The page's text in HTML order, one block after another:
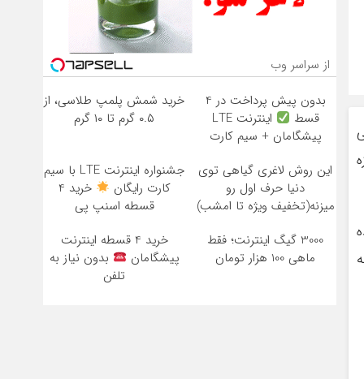
از سراسر وب
بدون پیش پرداخت در 4
قسط
اینترنت LTE
پیشگامان + سیم کارت
خرید شمش پلمپ طلاسی، از
۰.۵ گرم تا ۱۰ گرم
این روش لاغری گیاهی توی
دنیا حرف اول رو
میزنه(تخفیف ویژه تا امشب)
جشنواره اینترنت LTE با سیم
کارت رایگان
خرید 4
قسطه اسنپ پی
3000 گیگ اینترنت؛ فقط
ماهی 100 هزار تومان
خرید 4 قسطه اینترنت
پیشگامان
بدون نیاز به
تلفن